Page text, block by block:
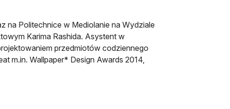
na Politechnice w Mediolanie na Wydziale
Karima Rashida. Asystent w
przedmiotów codziennego
m.in. Wallpaper* Design Awards 2014,